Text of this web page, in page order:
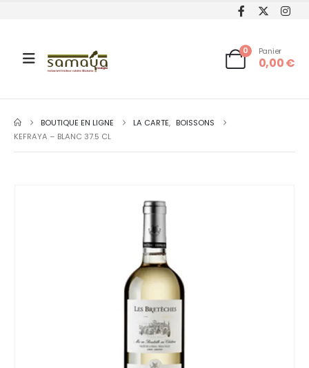
0 Panier
0,00€
BOUTIQUE EN LIGNE LA CARTE, BOISSONS
KEFRAYA – BLANC 37.5 CL